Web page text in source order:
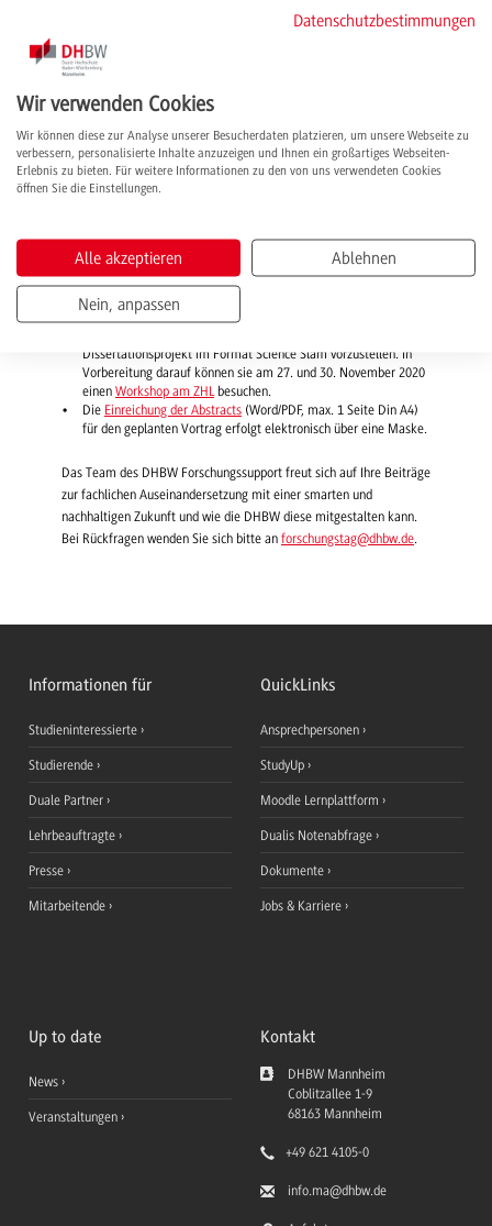
Wie in den letzten Jahren, ist auch die Einreichung von
Bezug zum Thema des Forschungstags möglich. Diese werden
bewertet und das beste prämiert. Frist hierfür ist Mitte Januar 2021.
Neuerungen des Forschungstags an der DHBW Mannheim:
Zur Stärkung des fachlichen Austauschs wird es Mini-Symposien
um Abstracts für fachliche Kurzvorträge.
Durch das neue Symposiumsformat können Expert*innen ihre
Forschungsexpertise direkt den Dualen Partnern präsentieren.
Der Forschungstag wird aktuell als hybrides Konstrukt mit
Präsenz- und Online-Sessions geplant.
Dissertationsprojekt im Format Science Slam vorzustellen. In
Vorbereitung darauf können sie am 27. und 30. November 2020
einen Workshop am ZHLbesuchen.
Die Einreichung der Abstracts(Word/PDF, max. 1 Seite Din A4)
für den geplanten Vortrag erfolgt elektronisch über eine Maske.
Das Team des DHBW Forschungssupport freut sich auf Ihre Beiträge
zur fachlichen Auseinandersetzung mit einer smarten und
nachhaltigen Zukunft und wie die DHBW diese mitgestalten kann.
Bei Rückfragen wenden Sie sich bitte an forschungstag@dhbw.de.
Informationen für
Studieninteressierte
Studierende
Duale Partner
Lehrbeauftragte
Presse
Mitarbeitende
QuickLinks
Ansprechpersonen
StudyUp
Moodle Lernplattform
Dualis Notenabfrage
Dokumente
Jobs & Karriere
Up to date
News
Veranstaltungen
Kontakt
DHBW Mannheim
Coblitzallee 1-9
68163 Mannheim
+49 621 4105-0
info.ma@dhbw.de
Datenschutzbestimmungen
Wir verwenden Cookies
Wir können diese zur Analyse unserer Besucherdaten platzieren, um unsere Webseite zu
verbessern, personalisierte Inhalte anzuzeigen und Ihnen ein großartiges Webseiten-
Erlebnis zu bieten. Für weitere Informationen zu den von uns verwendeten Cookies
öffnen Sie die Einstellungen.
Alle akzeptieren Ablehnen
Nein, anpassen